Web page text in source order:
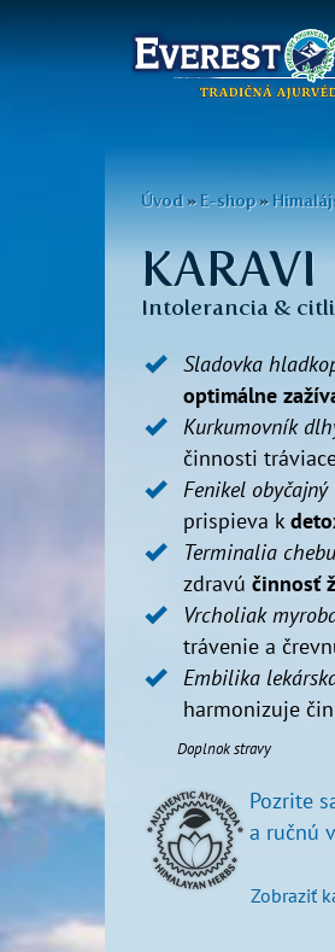
Hlavné
sa
tu
Úvod » E-shop »
KARAVI
Intolerancia &
Sladovka
optimálne
Kurkumovník
činnosti
Fenikel obyčajný​
prispieva k
Terminalia
zdravú činnosť
Vrcholiak
trávenie a
Embilika
harmonizuje
Doplnok stravy
Pozrite
a ručnú
Zobraziť